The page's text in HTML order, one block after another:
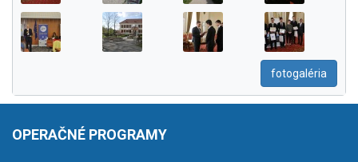
fotogaléria
OPERAČNÉ PROGRAMY